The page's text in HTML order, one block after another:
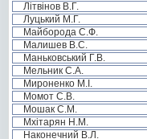
Літвінов В.Г.
Луцький М.Г.
Майборода С.Ф.
Малишев В.С.
Маньковський Г.В.
Мельник С.А.
Мироненко М.І.
Момот С.В.
Мошак С.М.
Мхітарян Н.М.
Наконечний В.Л.